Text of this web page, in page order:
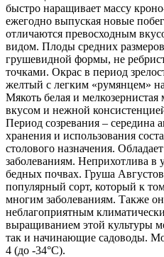
быстро наращивает массу
ежегодно выпуская новые
отличаются превосходным
видом. Плоды средних
грушевидной формы, не
точками. Окрас в период
желтый с легким «румянцем»
Мякоть белая и мелкозернистая
вкусом и нежной
Период созревания – середина
хранения и использования
столового назначения.
заболеваниям. Неприхотлива в
бедных почвах. Груша
популярный сорт, который к
многим заболеваниям. Также
неблагоприятным
выращиванием этой культуры
так и начинающие садоводы.
4 (до -34°С).